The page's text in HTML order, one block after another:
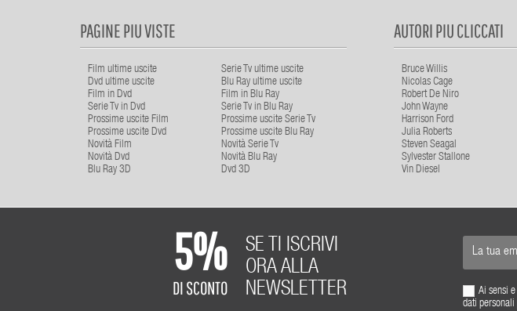
PAGINE PIU VISTE
Film ultime uscite
Serie Tv ultime uscite
Dvd ultime uscite
Blu Ray ultime uscite
Film in Dvd
Film in Blu Ray
Serie Tv in Dvd
Serie Tv in Blu Ray
Prossime uscite Film
Prossime uscite Serie Tv
Prossime uscite Dvd
Prossime uscite Blu Ray
Novità Film
Novità Serie Tv
Novità Dvd
Novità Blu Ray
Blu Ray 3D
Dvd 3D
AUTORI PIU CLICCATI
Bruce Willis
Nicolas Cage
Robert De Niro
John Wayne
Harrison Ford
Julia Roberts
Steven Seagal
Sylvester Stallone
Vin Diesel
5%
DI SCONTO
SE TI ISCRIVI
ORA ALLA
NEWSLETTER
Ai sensi
dati